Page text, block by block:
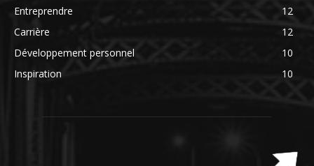
Entreprendre
12
Carrière
12
Développement personnel
10
Inspiration
10